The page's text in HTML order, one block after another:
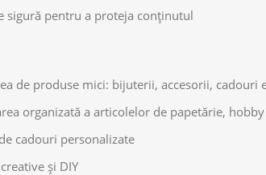
sigură pentru a proteja conținutul
de produse mici: bijuterii, accesorii, cadouri
organizată a articolelor de papetărie,
cadouri personalizate
și DIY